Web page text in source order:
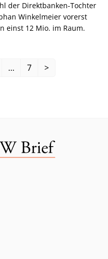
der Direktbanken-Tochter
Winkelmeier vorerst
einst 12 Mio. im Raum.
… 7 >